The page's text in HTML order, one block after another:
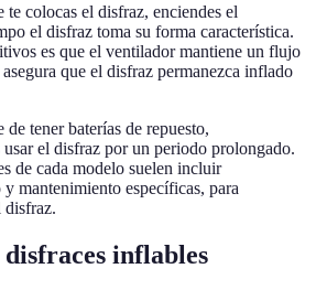
te colocas el disfraz, enciendes el
el disfraz toma su forma característica.
es que el ventilador mantiene un flujo
que el disfraz permanezca inflado
de tener baterías de repuesto,
usar el disfraz por un periodo prolongado.
de cada modelo suelen incluir
mantenimiento específicas, para
disfraces inflables